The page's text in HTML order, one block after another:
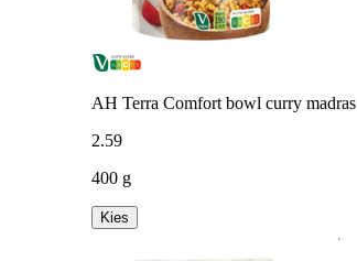
AH Terra Comfort bowl curry madras
2.59
400 g
Kies